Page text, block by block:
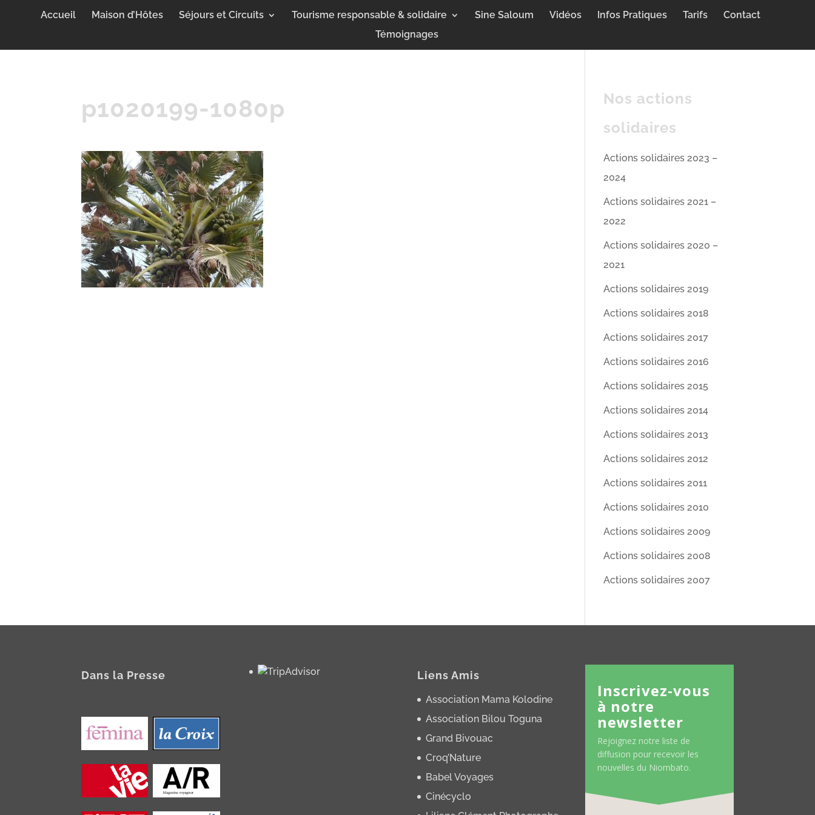
Accueil Maison d’Hôtes Séjours et Circuits Tourisme responsable & solidaire Sine Saloum Vidéos Infos Pratiques Tarifs
Contact
Témoignages
p1020199-1080p
Nos actions
solidaires
Actions solidaires 2023 –
2024
Actions solidaires 2021 –
2022
Actions solidaires 2020 –
2021
Actions solidaires 2019
Actions solidaires 2018
Actions solidaires 2017
Actions solidaires 2016
Actions solidaires 2015
Actions solidaires 2014
Actions solidaires 2013
Actions solidaires 2012
Actions solidaires 2011
Actions solidaires 2010
Actions solidaires 2009
Actions solidaires 2008
Actions solidaires 2007
Dans la Presse Liens Amis
Association Mama Kolodine
Association Bilou Toguna
Grand Bivouac
Croq’Nature
Babel Voyages
Cinécyclo
Inscrivez-vous
à notre
newsletter
Rejoignez notre liste de
diffusion pour recevoir les
nouvelles du Niombato.